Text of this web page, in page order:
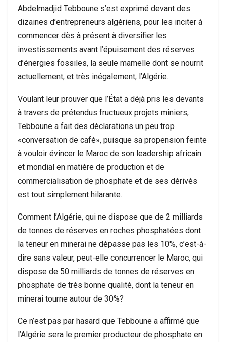
Abdelmadjid Tebboune s’est exprimé devant des
dizaines d’entrepreneurs algériens, pour les inciter à
commencer dès à présent à diversifier les
investissements avant l’épuisement des réserves
d’énergies fossiles, la seule mamelle dont se nourrit
actuellement, et très inégalement, l’Algérie.
Voulant leur prouver que l’État a déjà pris les devants
à travers de prétendus fructueux projets miniers,
Tebboune a fait des déclarations un peu trop
«conversation de café», puisque sa propension feinte
à vouloir évincer le Maroc de son leadership africain
et mondial en matière de production et de
commercialisation de phosphate et de ses dérivés
est tout simplement hilarante.
Comment l’Algérie, qui ne dispose que de 2 milliards
de tonnes de réserves en roches phosphatées dont
la teneur en minerai ne dépasse pas les 10%, c’est-à-
dire sans valeur, peut-elle concurrencer le Maroc, qui
dispose de 50 milliards de tonnes de réserves en
phosphate de très bonne qualité, dont la teneur en
minerai tourne autour de 30%?
Ce n’est pas par hasard que Tebboune a affirmé que
l’Algérie sera le premier producteur de phosphate en